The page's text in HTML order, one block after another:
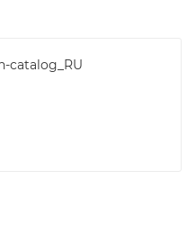
catalog_RU